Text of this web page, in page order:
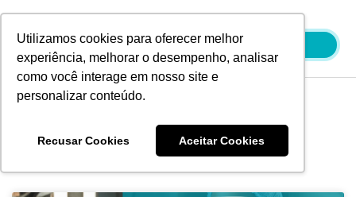
Utilizamos cookies para oferecer melhor
experiência, melhorar o desempenho, analisar
como você interage em nosso site e
personalizar conteúdo.
Recusar Cookies Aceitar Cookies
conteúdo
Blog